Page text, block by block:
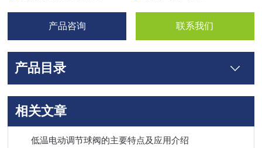
产品咨询 联系我们
产品目录
相关文章
低温电动调节球阀的主要特点及应用介绍